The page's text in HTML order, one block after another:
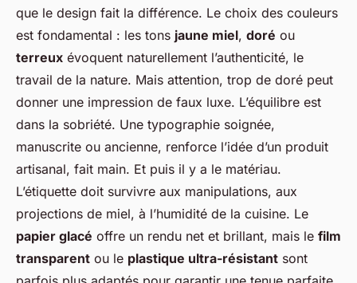
que le design fait la différence. Le choix des couleurs
est fondamental : les tons jaune miel, doré ou
terreux évoquent naturellement l’authenticité, le
travail de la nature. Mais attention, trop de doré peut
donner une impression de faux luxe. L’équilibre est
dans la sobriété. Une typographie soignée,
manuscrite ou ancienne, renforce l’idée d’un produit
artisanal, fait main. Et puis il y a le matériau.
L’étiquette doit survivre aux manipulations, aux
projections de miel, à l’humidité de la cuisine. Le
papier glacé offre un rendu net et brillant, mais le film
transparent ou le plastique ultra-résistant sont